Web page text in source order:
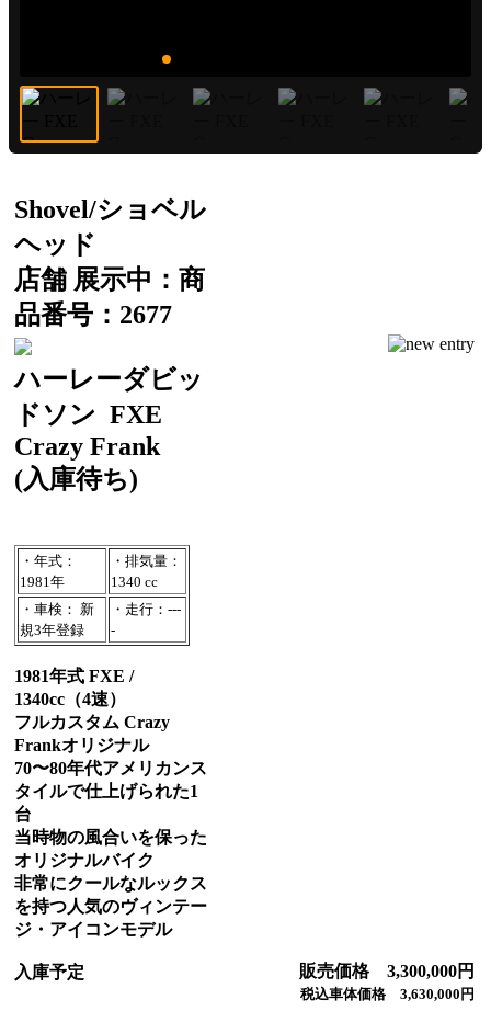
Shovel/ショベル
ヘッド
店舗 展示中：商
品番号：2677
ハーレーダビッ
ドソン FXE
Crazy Frank
(入庫待ち)
・年式：
1981年
・排気量：
1340 cc
・車検： 新
規3年登録
・走行：---
-
1981年式 FXE /
1340cc（4速）
フルカスタム Crazy
Frankオリジナル
70〜80年代アメリカンス
タイルで仕上げられた1
台
当時物の風合いを保った
オリジナルバイク
非常にクールなルックス
を持つ人気のヴィンテー
ジ・アイコンモデル
入庫予定 販売価格 3,300,000円
税込車体価格 3,630,000円